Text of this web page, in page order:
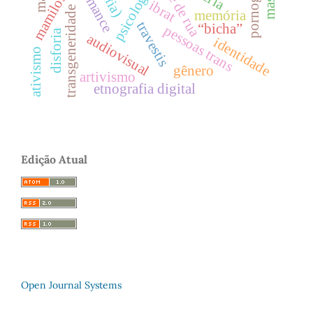
audiovisual
transgeneridade pessoas trans
travestis
memória
mamilos
artivismo
etnografia digital
“bicha”
identidade
gênero
disforia
ativismo
ibrat
Edição Atual
Open Journal Systems